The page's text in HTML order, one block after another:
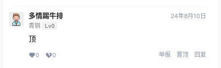
多情踢牛排
青铜 Lv0
24年8月10日
顶
0 0 举报 置顶 回复